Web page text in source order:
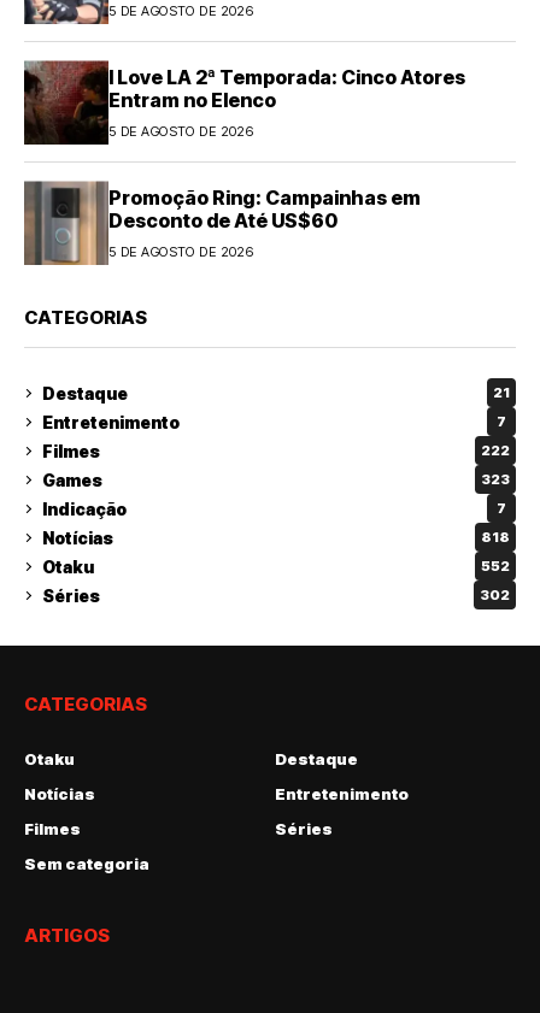
5 DE AGOSTO DE 2026
I Love LA 2ª Temporada: Cinco Atores
Entram no Elenco
5 DE AGOSTO DE 2026
Promoção Ring: Campainhas em
Desconto de Até US$60
5 DE AGOSTO DE 2026
CATEGORIAS
Destaque 21
Entretenimento 7
Filmes 222
Games 323
Indicação 7
Notícias 818
Otaku 552
Séries 302
CATEGORIAS
Otaku
Destaque
Notícias
Entretenimento
Filmes
Séries
Sem categoria
ARTIGOS